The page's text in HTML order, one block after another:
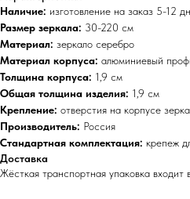
Наличие: изготовление на заказ 5-12
Размер зеркала: 30-220 см
Материал: зеркало серебро
Материал корпуса: алюминиевый
Толщина корпуса: 1,9 см
Общая толщина изделия: 1,9 см
Крепление: отверстия на корпусе
Производитель: Россия
Стандартная комплектация: крепеж
Доставка
Жёсткая транспортная упаковка входит